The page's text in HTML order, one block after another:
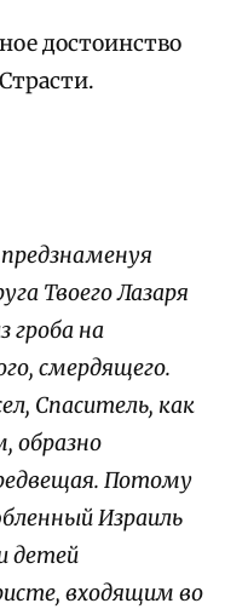
достоинство
Твоего Лазаря
гроба на
смердящего.
Спаситель, как
образно
Потому
Израиль
детей
входящим во